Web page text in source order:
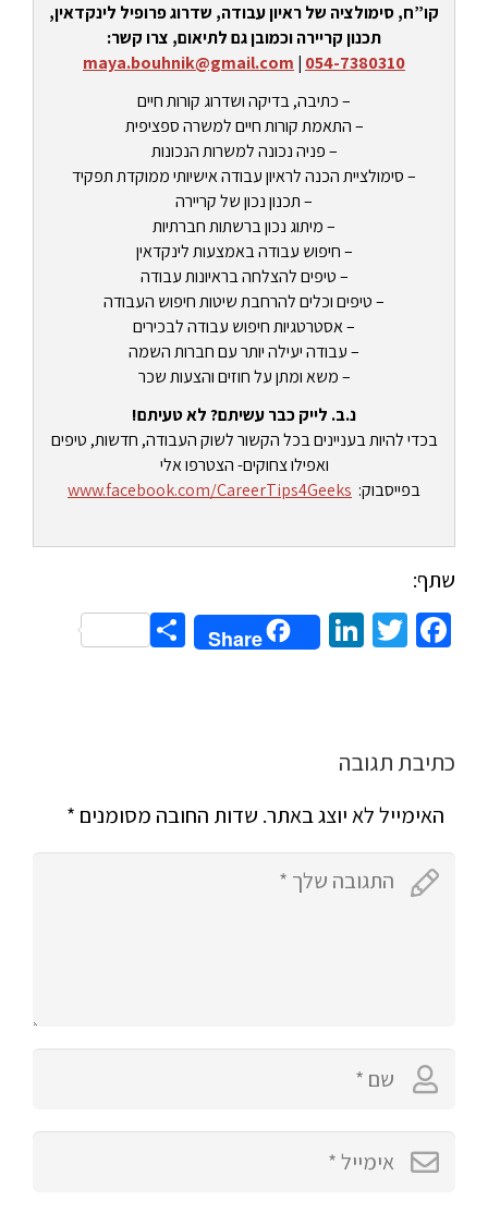
קו”ח, סימולציה של ראיון עבודה, שדרוג פרופיל לינקדאין,
תכנון קריירה וכמובן גם לתיאום, צרו קשר:
054-7380310
|
maya.bouhnik@gmail.com
– כתיבה, בדיקה ושדרוג קורות חיים
– התאמת קורות חיים למשרה ספציפית
– פניה נכונה למשרות הנכונות
– סימולציית הכנה לראיון עבודה אישיותי ממוקדת תפקיד
– תכנון נכון של קריירה
– מיתוג נכון ברשתות חברתיות
– חיפוש עבודה באמצעות לינקדאין
– טיפים להצלחה בראיונות עבודה
– טיפים וכלים להרחבת שיטות חיפוש העבודה
– אסטרטגיות חיפוש עבודה לבכירים
– עבודה יעילה יותר עם חברות השמה
– משא ומתן על חוזים והצעות שכר
נ.ב. לייק כבר עשיתם? לא טעיתם!
בכדי להיות בעניינים בכל הקשור לשוק העבודה, חדשות, טיפים
ואפילו צחוקים- הצטרפו אלי
בפייסבוק: www.facebook.com/CareerTips4Geeks
שתף:
Facebook
Twitter
LinkedIn
Share
Share
כתיבת תגובה
האימייל לא יוצג באתר. שדות החובה מסומנים *